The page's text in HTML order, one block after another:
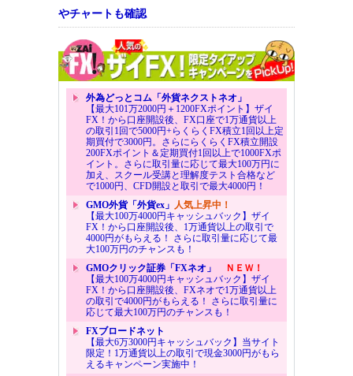
やチャートも確認
外為どっとコム「外貨ネクストネオ」
【最大101万2000円＋1200FXポイント】ザイ
FX！から口座開設後、FX口座で1万通貨以上
の取引1回で5000円+らくらくFX積立1回以上定
期買付で3000円。さらにらくらくFX積立開設
200FXポイント＆定期買付1回以上で1000FXポ
イント。さらに取引量に応じて最大100万円に
加え、スクール受講と理解度テスト合格など
で1000円、CFD開設と取引で最大4000円！
GMO外貨「外貨ex」 人気上昇中！
【最大100万4000円キャッシュバック】ザイ
FX！から口座開設後、1万通貨以上の取引で
4000円がもらえる！ さらに取引量に応じて最
大100万円のチャンスも！
GMOクリック証券「FXネオ」
ＮＥＷ！
【最大100万4000円キャッシュバック】ザイ
FX！から口座開設後、FXネオで1万通貨以上
の取引で4000円がもらえる！ さらに取引量に
応じて最大100万円のチャンスも！
FXブロードネット
【最大6万3000円キャッシュバック】当サイト
限定！1万通貨以上の取引で現金3000円がもら
えるキャンペーン実施中！